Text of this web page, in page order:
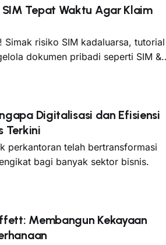
Tepat Waktu Agar Klaim
risiko SIM kadaluarsa, tutorial
dokumen pribadi seperti SIM &
Nusawork.
Digitalisasi dan Efisiensi
Terkini
perkantoran telah bertransformasi
bagi banyak sektor bisnis.
Membangun Kekayaan